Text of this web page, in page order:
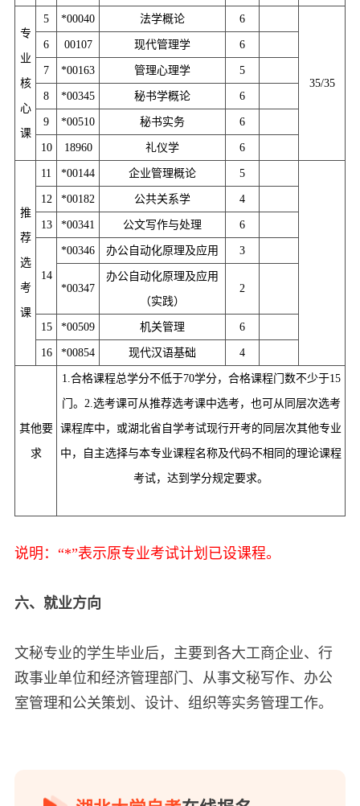
专
业
核
心
课
5 *00040 法学概论 6
35/35
6 00107 现代管理学 6
7 *00163 管理心理学 5
8 *00345 秘书学概论 6
9 *00510 秘书实务 6
10 18960 礼仪学 6
推
荐
选
考
课
11 *00144 企业管理概论 5
12 *00182 公共关系学 4
13 *00341 公文写作与处理 6
14
*00346 办公自动化原理及应用 3
*00347
办公自动化原理及应用
（实践）
2
15 *00509 机关管理 6
16 *00854 现代汉语基础 4
其他要
求
1.合格课程总学分不低于70学分，合格课程门数不少于15
门。2.选考课可从推荐选考课中选考，也可从同层次选考
课程库中，或湖北省自学考试现行开考的同层次其他专业
中，自主选择与本专业课程名称及代码不相同的理论课程
考试，达到学分规定要求。
说明：“*”表示原专业考试计划已设课程。
六、就业方向
文秘专业的学生毕业后，主要到各大工商企业、行
政事业单位和经济管理部门、从事文秘写作、办公
室管理和公关策划、设计、组织等实务管理工作。